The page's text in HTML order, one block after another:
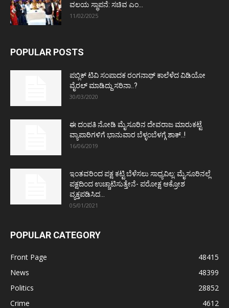
ವಲಯ ಸ್ಥಾಪನೆ: ಸಚಿವ ಎಂ...
11/02/2025
POPULAR POSTS
ಪಬ್ಲಿಕ್ ಟಿವಿ ಸಂಪಾದಕ ರಂಗನಾಥ್ ಕಾಲೆಳೆದ ವಿಡಿಯೋ
ವೈರಲ್ ಮಾಡಿದ್ದು ಸರಿನಾ..?
30/03/2020
ಈ ದಂಪತಿ ನೋಡಿ ಮೈಸೂರಿನ ದೇವರಾಜ ಮಾರುಕಟ್ಟೆ
ವ್ಯಾಪಾರಿಗಳಿಗೆ ಭಾನುವಾರ ಬೆಳ್ಳಂಬೆಳಗ್ಗೆ ಶಾಕ್..!
16/06/2019
ಇಂತವರಿಂದ ಪಕ್ಷ ಕಟ್ಟಿ ಬೆಳೆಸಲು ಸಾಧ್ಯವಿಲ್ಲ: ಮೈಸೂರಿನಲ್ಲೆ
ಪಕ್ಷದಿಂದ ಉಚ್ಚಾಟಿಸುತ್ತೇನೆ- ಪರೋಕ್ಷ ಆಕ್ರೋಶ
ವ್ಯಕ್ತಪಡಿಸಿದ...
05/01/2021
POPULAR CATEGORY
Front Page
48415
News
48399
Politics
28852
Crime
4612